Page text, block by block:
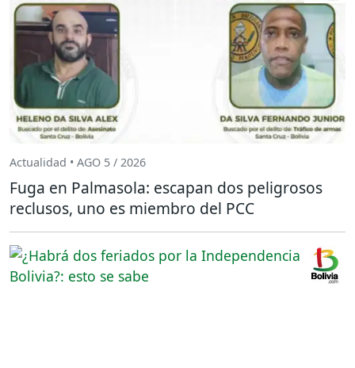
Actualidad • AGO 5 / 2026
Fuga en Palmasola: escapan dos peligrosos
reclusos, uno es miembro del PCC